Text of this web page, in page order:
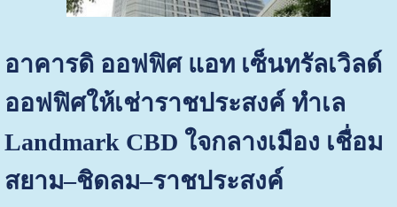
อาคารดิ ออฟฟิศ แอท เซ็นทรัลเวิลด์
ออฟฟิศให้เช่าราชประสงค์ ทำเล
Landmark CBD ใจกลางเมือง เชื่อม
สยาม–ชิดลม–ราชประสงค์